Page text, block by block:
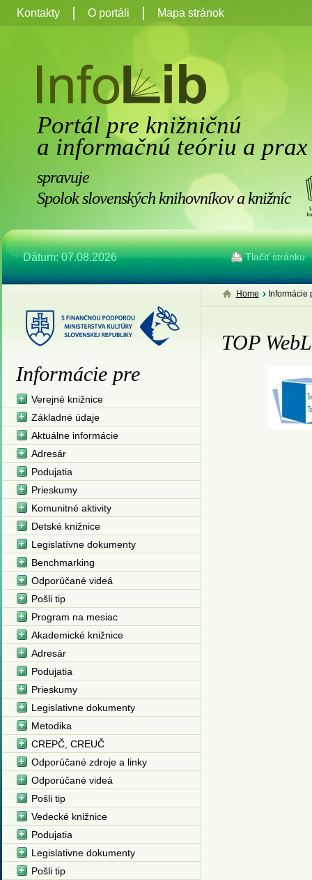
Portál pre knižničnú
a informačnú teóriu a prax
spravuje
Spolok slovenských knihovníkov a knižníc
Dátum: 07.08.2026 Tlačiť stránku
Kontakty O portáli Mapa stránok
Home Informácie
TOP
Informácie pre
Verejné knižnice
Základné údaje
Aktuálne informácie
Adresár
Podujatia
Prieskumy
Komunitné aktivity
Detské knižnice
Legislatívne dokumenty
Benchmarking
Odporúčané videá
Pošli tip
Program na mesiac
Akademické knižnice
Adresár
Podujatia
Prieskumy
Legislativne dokumenty
Metodika
CREPČ, CREUČ
Odporúčané zdroje a linky
Odporúčané videá
Pošli tip
Vedecké knižnice
Podujatia
Legislativne dokumenty
Pošli tip